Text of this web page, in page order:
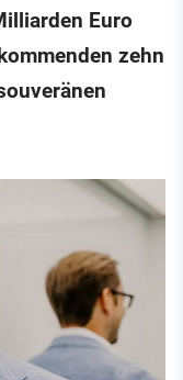
Euro
zehn